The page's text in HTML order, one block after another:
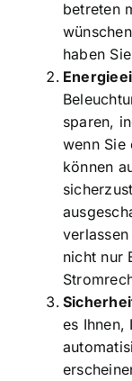
betreten
haben
sparen,
wenn Sie
können
nicht nur
es Ihnen,